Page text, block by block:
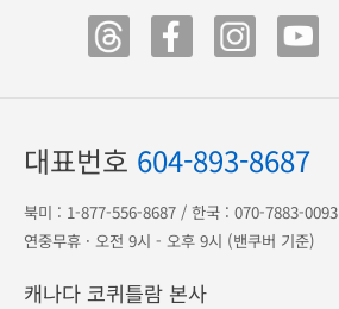
대표번호 604-893-8687
북미 : 1-877-556-8687 / 한국 : 070-7883-0093
연중무휴 · 오전 9시 - 오후 9시 (밴쿠버 기준)
캐나다 코퀴틀람 본사